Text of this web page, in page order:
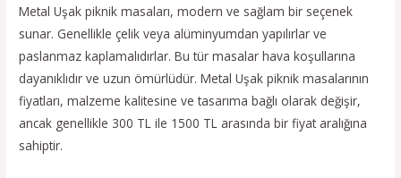
Metal Uşak piknik masaları, modern ve sağlam bir seçenek
sunar. Genellikle çelik veya alüminyumdan yapılırlar ve
paslanmaz kaplamalıdırlar. Bu tür masalar hava koşullarına
dayanıklıdır ve uzun ömürlüdür. Metal Uşak piknik masalarının
fiyatları, malzeme kalitesine ve tasarıma bağlı olarak değişir,
ancak genellikle 300 TL ile 1500 TL arasında bir fiyat aralığına
sahiptir.